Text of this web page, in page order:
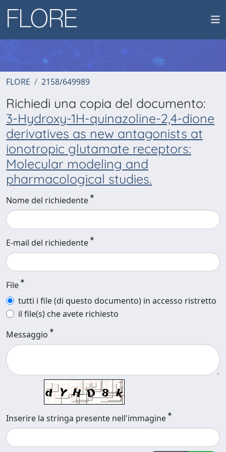
FLORE 2158/649989
Richiedi una copia del documento:
3-Hydroxy-1H-quinazoline-2,4-dione
derivatives as new antagonists at
ionotropic glutamate receptors:
Molecular modeling and
pharmacological studies.
Nome del richiedente
E-mail del richiedente
File
tutti i file (di questo documento) in accesso ristretto
il file(s) che avete richiesto
Messaggio
Inserire la stringa presente nell'immagine